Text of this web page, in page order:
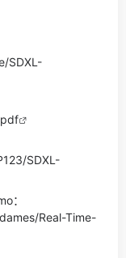
SDXL-
SDXL-
：
Real-Time-